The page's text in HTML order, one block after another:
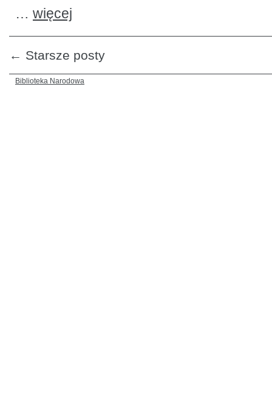
… więcej
← Starsze posty
Biblioteka Narodowa